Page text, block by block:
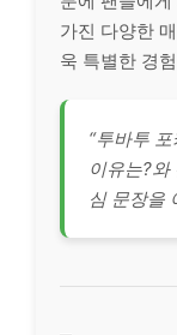
가진 다양한
욱 특별한 경
“투바투
이유는?
심 문장을